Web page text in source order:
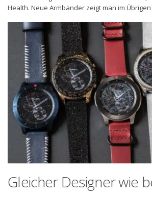
Health. Neue Armbänder zeigt man im Übrigen
Gleicher Designer wie